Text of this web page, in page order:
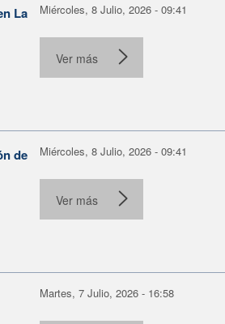
La
Miércoles, 8 Julio, 2026 - 09:41
Ver más
de
Miércoles, 8 Julio, 2026 - 09:41
Ver más
Martes, 7 Julio, 2026 - 16:58